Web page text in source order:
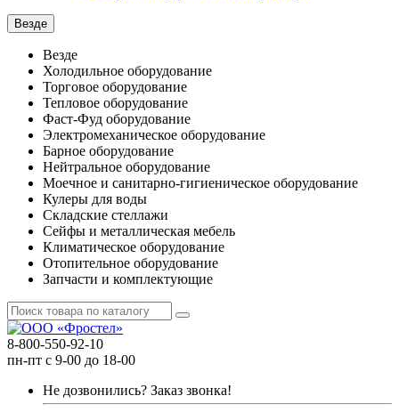
Везде
Везде
Холодильное оборудование
Торговое оборудование
Тепловое оборудование
Фаст-Фуд оборудование
Электромеханическое оборудование
Барное оборудование
Нейтральное оборудование
Моечное и санитарно-гигиеническое оборудование
Кулеры для воды
Складские стеллажи
Сейфы и металлическая мебель
Климатическое оборудование
Отопительное оборудование
Запчасти и комплектующие
8-800-550-92-10
пн-пт с 9-00 до 18-00
Не дозвонились? Заказ звонка!